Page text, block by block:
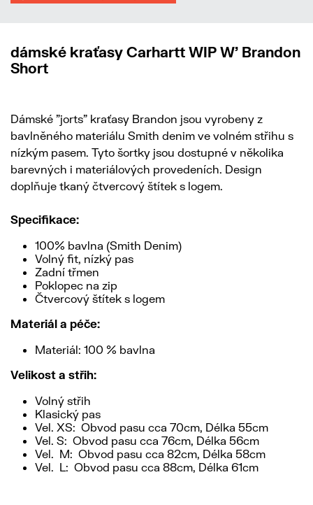
dámské kraťasy Carhartt WIP W' Brandon
Short
Dámské "jorts" kraťasy Brandon jsou vyrobeny z
bavlněného materiálu Smith denim ve volném střihu s
nízkým pasem. Tyto šortky jsou dostupné v několika
barevných i materiálových provedeních. Design
doplňuje tkaný čtvercový štítek s logem.
Specifikace:
100% bavlna (Smith Denim)
Volný fit, nízký pas
Zadní třmen
Poklopec na zip
Čtvercový štítek s logem
Materiál a péče:
Materiál: 100 % bavlna
Velikost a střih:
Volný střih
Klasický pas
Vel. XS: Obvod pasu cca 70cm, Délka 55cm
Vel. S: Obvod pasu cca 76cm, Délka 56cm
Vel. M: Obvod pasu cca 82cm, Délka 58cm
Vel. L: Obvod pasu cca 88cm, Délka 61cm